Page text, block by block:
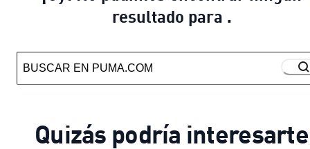
resultado para .
Quizás podría interesarte